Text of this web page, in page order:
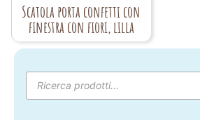
Scatola porta confetti con
finestra con fiori, lilla
Products
search